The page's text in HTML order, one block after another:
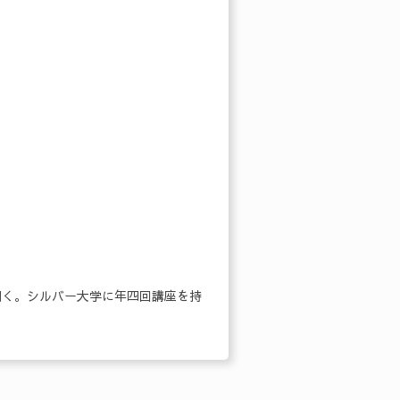
。シルバー大学に年四回講座を持